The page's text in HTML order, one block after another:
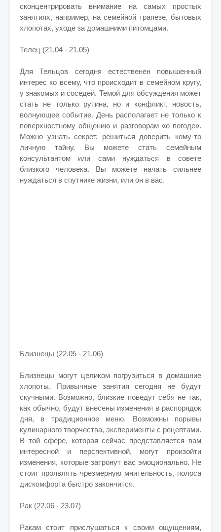
сконцентрировать внимание на самых простых
занятиях, например, на семейной трапезе, бытовых
хлопотах, уходе за домашними питомцами.
Телец (21.04 - 21.05)
Для Тельцов сегодня естественен повышенный
интерес ко всему, что происходит в семейном кругу,
у знакомых и соседей. Темой для обсуждения может
стать не только рутина, но и конфликт, новость,
волнующее событие. День располагает не только к
поверхностному общению и разговорам «о погоде».
Можно узнать секрет, решиться доверить кому-то
личную тайну. Вы можете стать семейным
консультантом или сами нуждаться в совете
близкого человека. Вы можете начать сильнее
нуждаться в спутнике жизни, или он в вас.
Близнецы (22.05 - 21.06)
Близнецы могут целиком погрузиться в домашние
хлопоты. Привычные занятия сегодня не будут
скучными. Возможно, близкие поведут себя не так,
как обычно, будут внесены изменения в распорядок
дня, в традиционное меню. Возможны порывы
кулинарного творчества, эксперименты с рецептами.
В той сфере, которая сейчас представляется вам
интересной и перспективной, могут произойти
изменения, которые затронут вас эмоционально. Не
стоит проявлять чрезмерную мнительность, полоса
дискомфорта быстро закончится.
Рак (22.06 - 23.07)
Ракам стоит прислушаться к своим ощущениям,